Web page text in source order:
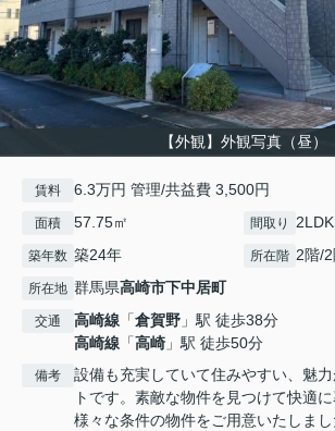
【外観】外観写真（昼）
賃料 6.3万円 管理/共益費 3,500円
面積 57.75㎡ 間取り 2LDK
築年数 築24年 所在階 2階/
所在地 群馬県高崎市下中居町
交通 高崎線 「倉賀野 」駅 徒歩38分
高崎線 「高崎 」駅 徒歩50分
備考
設備も充実していて住みやすい、魅
トです。素敵な物件を見つけて快適に
様々な条件の物件をご用意いたしま